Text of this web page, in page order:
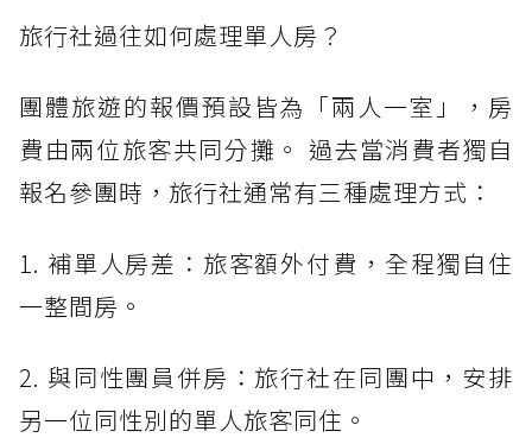
旅行社過往如何處理單人房？
團體旅遊的報價預設皆為「兩人一室」，房
費由兩位旅客共同分攤。 過去當消費者獨自
報名參團時，旅行社通常有三種處理方式：
1. 補單人房差：旅客額外付費，全程獨自住
一整間房。
2. 與同性團員併房：旅行社在同團中，安排
另一位同性別的單人旅客同住。